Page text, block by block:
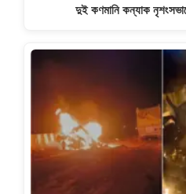
দুই কণমানি কন্যাক